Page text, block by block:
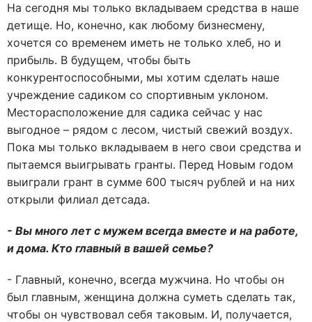
На сегодня мы только вкладываем средства в наше
детище. Но, конечно, как любому бизнесмену,
хочется со временем иметь не только хлеб, но и
прибыль. В будущем, чтобы быть
конкурентоспособными, мы хотим сделать наше
учреждение садиком со спортивным уклоном.
Месторасположение для садика сейчас у нас
выгодное – рядом с лесом, чистый свежий воздух.
Пока мы только вкладываем в него свои средства и
пытаемся выигрывать гранты. Перед Новым годом
выиграли грант в сумме 600 тысяч рублей и на них
открыли филиал детсада.
- Вы много лет с мужем всегда вместе и на работе,
и дома. Кто главный в вашей семье?
- Главный, конечно, всегда мужчина. Но чтобы он
был главным, женщина должна суметь сделать так,
чтобы он чувствовал себя таковым. И, получается,